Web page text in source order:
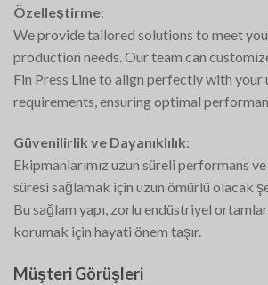
Özelleştirme:
We provide tailored solutions to meet
production needs. Our team can
Fin Press Line to align perfectly with your
requirements, ensuring optimal
Güvenilirlik ve Dayanıklılık:
Ekipmanlarımız uzun süreli performans
süresi sağlamak için uzun ömürlü olacak
Bu sağlam yapı, zorlu endüstriyel
korumak için hayati önem taşır.
Müşteri Görüşleri